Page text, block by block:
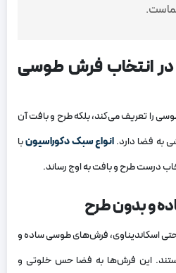
انتخاب فرش طوسی
را تعریف می‌کند، بلکه طرح و بافت آن
به فضا دارد.انواع سبک دکوراسیونبا
درست طرح و بافت به اوج رساند.
و بدون طرح
اسکاندیناوی، فرش‌های طوسی ساده و
این فرش‌ها به فضا حس خلوتی و